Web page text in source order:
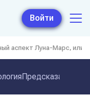
Войти
аспект Луна-Марс, или